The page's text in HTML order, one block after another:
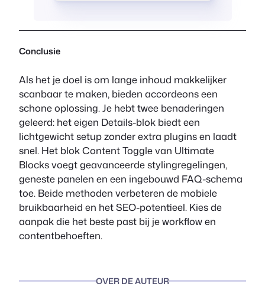
Conclusie
Als het je doel is om lange inhoud makkelijker
scanbaar te maken, bieden accordeons een
schone oplossing. Je hebt twee benaderingen
geleerd: het eigen Details-blok biedt een
lichtgewicht setup zonder extra plugins en laadt
snel. Het blok Content Toggle van Ultimate
Blocks voegt geavanceerde stylingregelingen,
geneste panelen en een ingebouwd FAQ-schema
toe. Beide methoden verbeteren de mobiele
bruikbaarheid en het SEO-potentieel. Kies de
aanpak die het beste past bij je workflow en
contentbehoeften.
OVER DE AUTEUR